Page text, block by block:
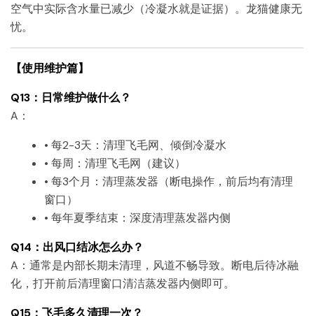
空气中实际含水量已减少（冷凝水就是证据）。龙猫健康无
忧。
【使用维护篇】
Q13：日常维护做什么？
A：
• 每2-3天：清理飞毛网、倾倒冷凝水
• 每周：清理飞毛网（建议）
• 每3个月：清理蒸发器（断电操作，前后均有清理
窗口）
• 每年夏季结束：深度清理蒸发器内侧
Q14：出风口结冰怎么办？
A：通常是内部长期未清理，风道不畅导致。断电后待冰融
化，打开前后清理窗口清洁蒸发器内侧即可。
Q15：飞毛多久清理一次？